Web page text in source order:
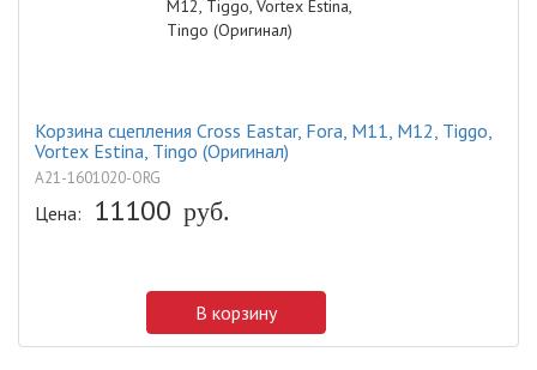
Корзина сцепления Cross Eastar, Fora, M11, M12, Tiggo,
Vortex Estina, Tingo (Оригинал)
A21-1601020-ORG
Цена: 11100 руб.
В корзину